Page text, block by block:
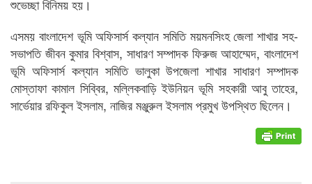
শুভেচ্ছা বিনিময় হয়।
এসময় বাংলাদেশ ভূমি অফিসার্স কল্যান সমিতি ময়মনসিংহ জেলা শাখার সহ-
সভাপতি জীবন কুমার বিশ্বাস, সাধারণ সম্পাদক ফিরুজ আহাম্মেদ, বাংলাদেশ
ভূমি অফিসার্স কল্যান সমিতি ভালুকা উপজেলা শাখার সাধারণ সম্পাদক
মোস্তাফা কামাল সিব্বির, মল্লিকবাড়ি ইউনিয়ন ভূমি সহকারী আবু তাহের,
সার্ভেয়ার রফিকুল ইসলাম, নাজির মঞ্জুরুল ইসলাম প্রমুখ উপস্থিত ছিলেন।